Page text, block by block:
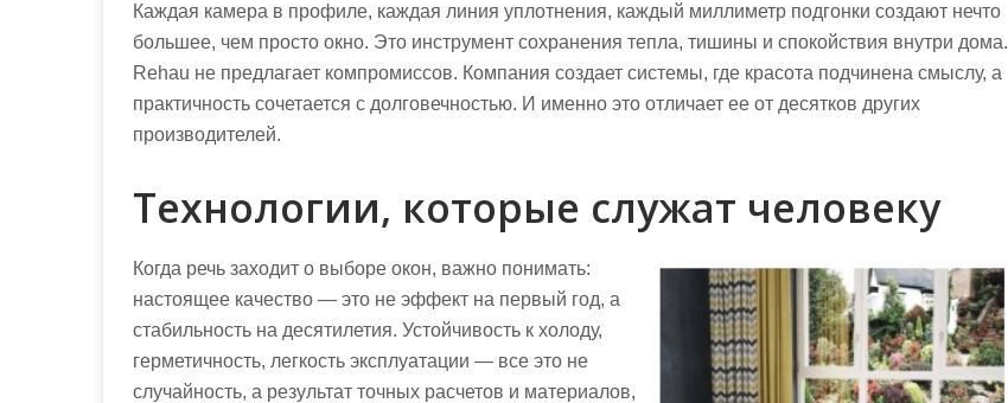
Каждая камера в профиле, каждая линия уплотнения, каждый миллиметр подгонки создают нечто
большее, чем просто окно. Это инструмент сохранения тепла, тишины и спокойствия внутри дома.
Rehau не предлагает компромиссов. Компания создает системы, где красота подчинена смыслу, а
практичность сочетается с долговечностью. И именно это отличает ее от десятков других
производителей.
Технологии, которые служат человеку
Когда речь заходит о выборе окон, важно понимать:
настоящее качество — это не эффект на первый год, а
стабильность на десятилетия. Устойчивость к холоду,
герметичность, легкость эксплуатации — все это не
случайность, а результат точных расчетов и материалов,